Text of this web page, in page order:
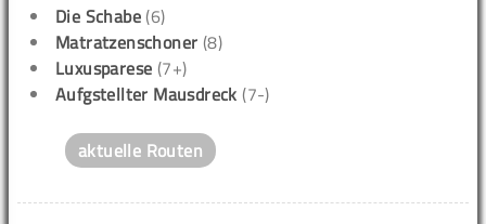
Die Schabe (6)
Matratzenschoner (8)
Luxusparese (7+)
Aufgstellter Mausdreck (7-)
aktuelle Routen